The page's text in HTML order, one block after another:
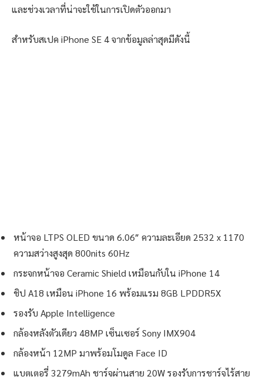
และช่วงเวลาที่น่าจะใช้ในการเปิดตัวออกมา
สำหรับสเปค iPhone SE 4 จากข้อมูลล่าสุดมีดังนี้
หน้าจอ LTPS OLED ขนาด 6.06″ ความละเอียด 2532 x 1170
ความสว่างสูงสุด 800nits 60Hz
กระจกหน้าจอ Ceramic Shield เหมือนกับใน iPhone 14
ชิป A18 เหมือน iPhone 16 พร้อมแรม 8GB LPDDR5X
รองรับ Apple Intelligence
กล้องหลังตัวเดียว 48MP เซ็นเซอร์ Sony IMX904
กล้องหน้า 12MP มาพร้อมโมดูล Face ID
แบตเตอรี่ 3279mAh ชาร์จผ่านสาย 20W รองรับการชาร์จไร้สาย